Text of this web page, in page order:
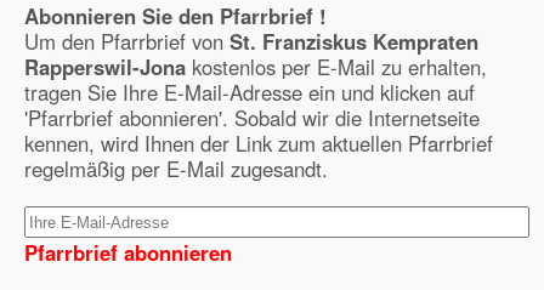
Abonnieren Sie den Pfarrbrief !
Um den Pfarrbrief von St. Franziskus Kempraten
Rapperswil-Jona kostenlos per E-Mail zu erhalten,
tragen Sie Ihre E-Mail-Adresse ein und klicken auf
'Pfarrbrief abonnieren'. Sobald wir die Internetseite
kennen, wird Ihnen der Link zum aktuellen Pfarrbrief
regelmäßig per E-Mail zugesandt.
Pfarrbrief abonnieren